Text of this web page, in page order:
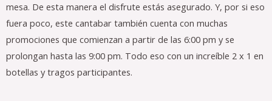
mesa. De esta manera el disfrute estás asegurado. Y, por si eso
fuera poco, este cantabar también cuenta con muchas
promociones que comienzan a partir de las 6:00 pm y se
prolongan hasta las 9:00 pm. Todo eso con un increíble 2 x 1 en
botellas y tragos participantes.